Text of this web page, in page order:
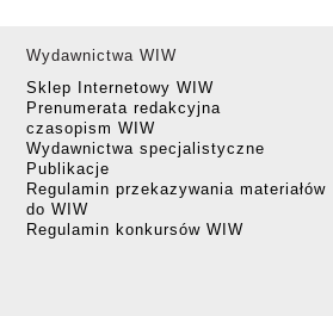
Wydawnictwa WIW
Sklep Internetowy WIW
Prenumerata redakcyjna
czasopism WIW
Wydawnictwa specjalistyczne
Publikacje
Regulamin przekazywania materiałów
do WIW
Regulamin konkursów WIW